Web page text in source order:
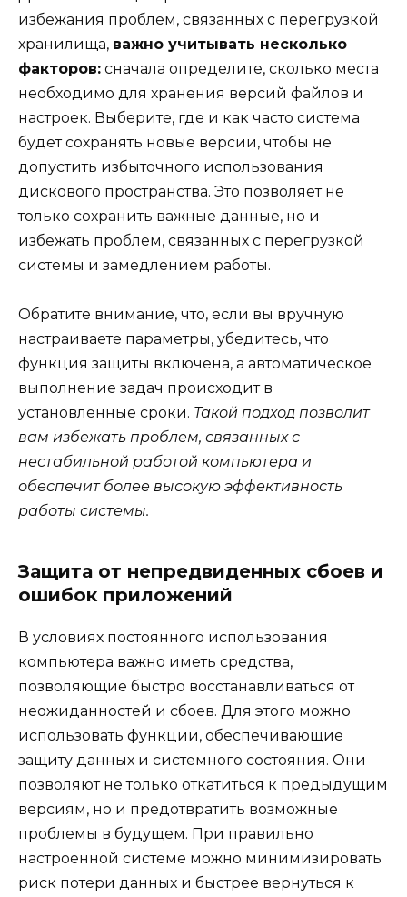
избежания проблем, связанных с перегрузкой
хранилища, важно учитывать несколько
факторов: сначала определите, сколько места
необходимо для хранения версий файлов и
настроек. Выберите, где и как часто система
будет сохранять новые версии, чтобы не
допустить избыточного использования
дискового пространства. Это позволяет не
только сохранить важные данные, но и
избежать проблем, связанных с перегрузкой
системы и замедлением работы.
Обратите внимание, что, если вы вручную
настраиваете параметры, убедитесь, что
функция защиты включена, а автоматическое
выполнение задач происходит в
установленные сроки. Такой подход позволит
вам избежать проблем, связанных с
нестабильной работой компьютера и
обеспечит более высокую эффективность
работы системы.
Защита от непредвиденных сбоев и
ошибок приложений
В условиях постоянного использования
компьютера важно иметь средства,
позволяющие быстро восстанавливаться от
неожиданностей и сбоев. Для этого можно
использовать функции, обеспечивающие
защиту данных и системного состояния. Они
позволяют не только откатиться к предыдущим
версиям, но и предотвратить возможные
проблемы в будущем. При правильно
настроенной системе можно минимизировать
риск потери данных и быстрее вернуться к